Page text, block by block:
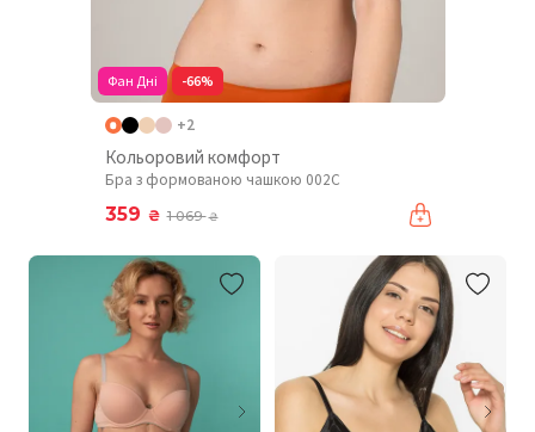
Фан Дні -66%
+2
Кольоровий комфорт
Бра з формованою чашкою 002C
359 ₴ 1 069₴